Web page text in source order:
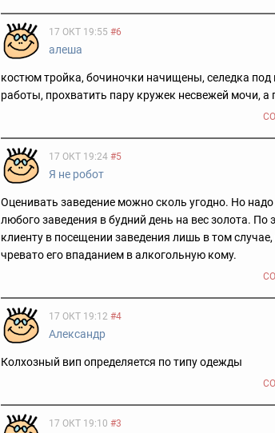
17 ОКТ 19:55 #6
алеша
костюм тройка, бочиночки начищены, селедка под
работы, прохватить пару кружек несвежей мочи, а
17 ОКТ 19:24 #5
Я не робот
Оценивать заведение можно сколь угодно. Но
любого заведения в будний день на вес золота.
клиенту в посещении заведения лишь в том
чревато его впаданием в алкогольную кому.
17 ОКТ 19:12 #4
Александр
Колхозный вип определяется по типу одежды
17 ОКТ 19:10 #3